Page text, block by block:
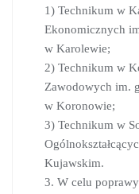
1) Technikum w
Ekonomicznych
w Karolewie;
2) Technikum w
Zawodowych im.
w Koronowie;
3) Technikum w
Kujawskim.
3. W celu